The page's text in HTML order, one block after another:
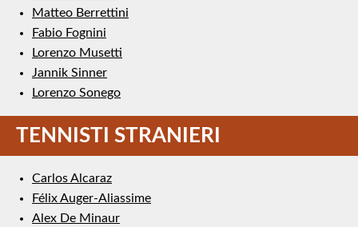
Matteo Berrettini
Fabio Fognini
Lorenzo Musetti
Jannik Sinner
Lorenzo Sonego
TENNISTI STRANIERI
Carlos Alcaraz
Félix Auger-Aliassime
Alex De Minaur